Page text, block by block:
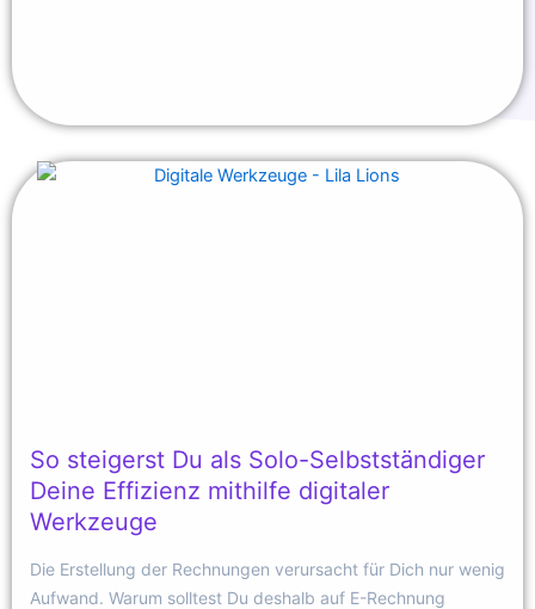
So steigerst Du als Solo-Selbstständiger
Deine Effizienz mithilfe digitaler
Werkzeuge
Die Erstellung der Rechnungen verursacht für Dich nur wenig
Aufwand. Warum solltest Du deshalb auf E-Rechnung